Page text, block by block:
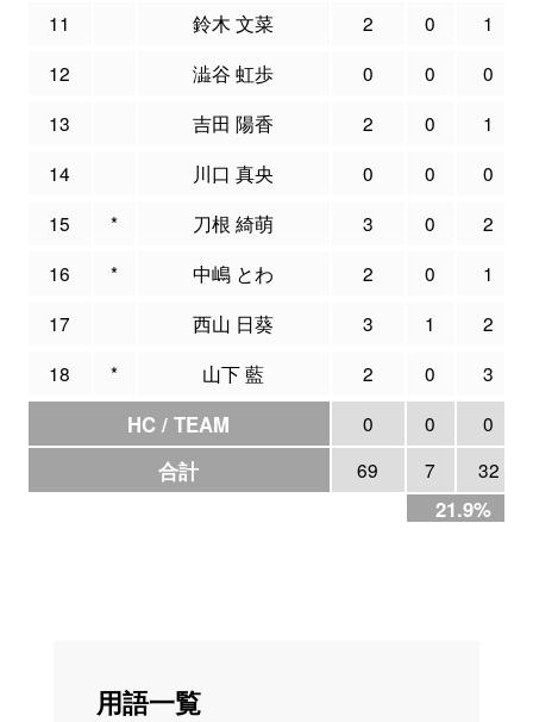
11 鈴木 文菜 2 0
1
12
澁谷 虹歩 0 0
0
13
吉田 陽香 2 0
1
14
川口 真央 0 0
0
15
* 刀根 綺萌 3 0
2
16
* 中嶋 とわ 2 0
1
17
西山 日葵 3 1
2
18
* 山下 藍 2 0 3
HC / TEAM 0 0 0
合計 69 7 32
21.9%
用語一覧